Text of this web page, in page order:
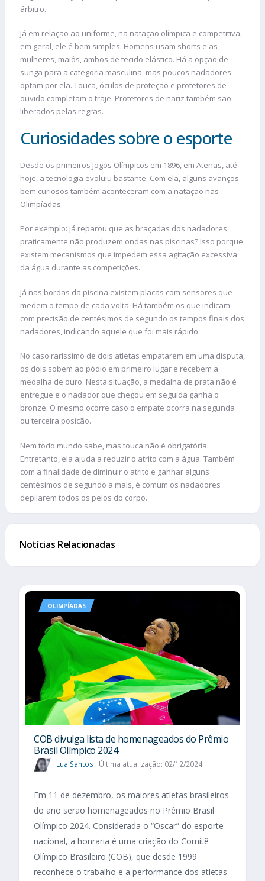
árbitro.
Já em relação ao uniforme, na natação olímpica e competitiva,
em geral, ele é bem simples. Homens usam shorts e as
mulheres, maiôs, ambos de tecido elástico. Há a opção de
sunga para a categoria masculina, mas poucos nadadores
optam por ela. Touca, óculos de proteção e protetores de
ouvido completam o traje. Protetores de nariz também são
liberados pelas regras.
Curiosidades sobre o esporte
Desde os primeiros Jogos Olímpicos em 1896, em Atenas, até
hoje, a tecnologia evoluiu bastante. Com ela, alguns avanços
bem curiosos também aconteceram com a natação nas
Olimpíadas.
Por exemplo: já reparou que as braçadas dos nadadores
praticamente não produzem ondas nas piscinas? Isso porque
existem mecanismos que impedem essa agitação excessiva
da água durante as competições.
Já nas bordas da piscina existem placas com sensores que
medem o tempo de cada volta. Há também os que indicam
com precisão de centésimos de segundo os tempos finais dos
nadadores, indicando aquele que foi mais rápido.
No caso raríssimo de dois atletas empatarem em uma disputa,
os dois sobem ao pódio em primeiro lugar e recebem a
medalha de ouro. Nesta situação, a medalha de prata não é
entregue e o nadador que chegou em seguida ganha o
bronze. O mesmo ocorre caso o empate ocorra na segunda
ou terceira posição.
Nem todo mundo sabe, mas touca não é obrigatória.
Entretanto, ela ajuda a reduzir o atrito com a água. Também
com a finalidade de diminuir o atrito e ganhar alguns
centésimos de segundo a mais, é comum os nadadores
depilarem todos os pelos do corpo.
Notícias Relacionadas
OLIMPÍADAS
COB divulga lista de homenageados do Prêmio
Brasil Olímpico 2024
Lua Santos Última atualização: 02/12/2024
Em 11 de dezembro, os maiores atletas brasileiros
do ano serão homenageados no Prêmio Brasil
Olímpico 2024. Considerada o “Oscar” do esporte
nacional, a honraria é uma criação do Comitê
Olímpico Brasileiro (COB), que desde 1999
reconhece o trabalho e a performance dos atletas